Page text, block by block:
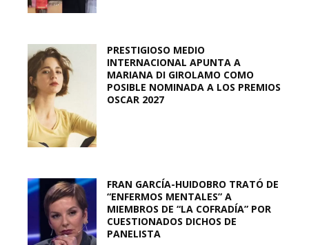
PRESTIGIOSO MEDIO
INTERNACIONAL APUNTA A
MARIANA DI GIROLAMO COMO
POSIBLE NOMINADA A LOS PREMIOS
OSCAR 2027
FRAN GARCÍA-HUIDOBRO TRATÓ DE
“ENFERMOS MENTALES” A
MIEMBROS DE “LA COFRADÍA” POR
CUESTIONADOS DICHOS DE
PANELISTA